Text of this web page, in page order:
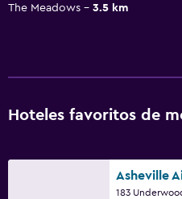
The Meadows 3.5 km
Hoteles favoritos de
Asheville